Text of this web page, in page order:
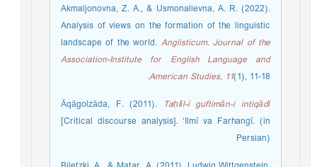
Akmaljonovna, Z. A., & Usmonalievna, A. R. (2022).
Analysis of views on the formation of the linguistic
landscape of the world.Anglisticum. Journal of the
Association-Institute for English Language and
American Studies, 11(1), 11-18.
Āqāgolzāda, F. (2011).Taḥlīl-i guftimān-i intiqādī
[Critical discourse analysis]. ‘Ilmī va Farhangī. (in
Persian)